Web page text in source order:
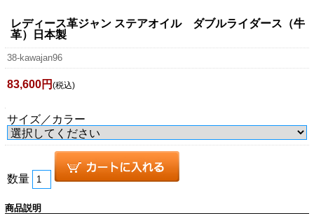
レディース革ジャン ステアオイル ダブルライダース（牛
革）日本製
38-kawajan96
83,600円 (税込)
サイズ／カラー
数量
商品説明